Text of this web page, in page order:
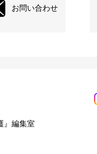
お問い合わせ
』編集室